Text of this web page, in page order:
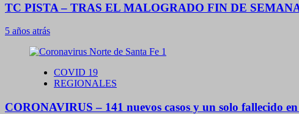
TC PISTA – TRAS EL MALOGRADO FIN DE
5 años atrás
COVID 19
REGIONALES
CORONAVIRUS – 141 nuevos casos y un solo fallecido